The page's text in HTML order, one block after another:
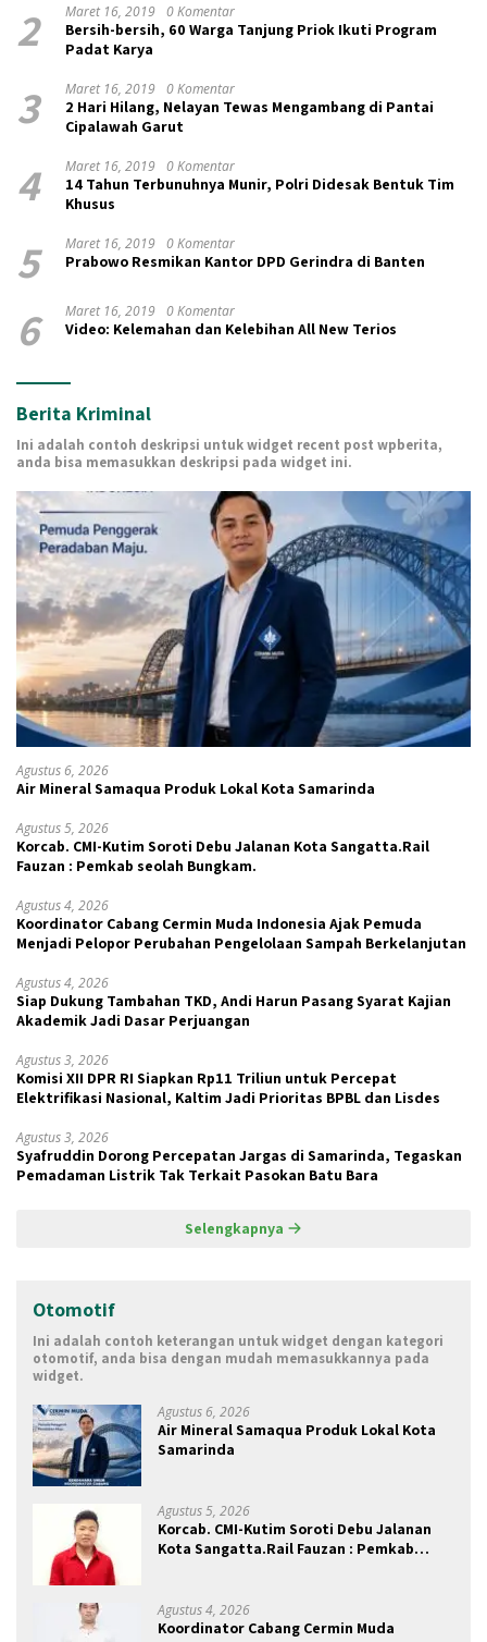
2 Maret 16, 2019 0 Komentar
Bersih-bersih, 60 Warga Tanjung Priok Ikuti Program
Padat Karya
3 Maret 16, 2019 0 Komentar
2 Hari Hilang, Nelayan Tewas Mengambang di Pantai
Cipalawah Garut
4 Maret 16, 2019 0 Komentar
14 Tahun Terbunuhnya Munir, Polri Didesak Bentuk Tim
Khusus
5 Maret 16, 2019 0 Komentar
Prabowo Resmikan Kantor DPD Gerindra di Banten
6 Maret 16, 2019 0 Komentar
Video: Kelemahan dan Kelebihan All New Terios
Berita Kriminal
Ini adalah contoh deskripsi untuk widget recent post wpberita,
anda bisa memasukkan deskripsi pada widget ini.
Agustus 6, 2026
Air Mineral Samaqua Produk Lokal Kota Samarinda
Agustus 5, 2026
Korcab. CMI-Kutim Soroti Debu Jalanan Kota Sangatta.Rail
Fauzan : Pemkab seolah Bungkam.
Agustus 4, 2026
Koordinator Cabang Cermin Muda Indonesia Ajak Pemuda
Menjadi Pelopor Perubahan Pengelolaan Sampah Berkelanjutan
Agustus 4, 2026
Siap Dukung Tambahan TKD, Andi Harun Pasang Syarat Kajian
Akademik Jadi Dasar Perjuangan
Agustus 3, 2026
Komisi XII DPR RI Siapkan Rp11 Triliun untuk Percepat
Elektrifikasi Nasional, Kaltim Jadi Prioritas BPBL dan Lisdes
Agustus 3, 2026
Syafruddin Dorong Percepatan Jargas di Samarinda, Tegaskan
Pemadaman Listrik Tak Terkait Pasokan Batu Bara
Selengkapnya
Otomotif
Ini adalah contoh keterangan untuk widget dengan kategori
otomotif, anda bisa dengan mudah memasukkannya pada
widget.
Agustus 6, 2026
Air Mineral Samaqua Produk Lokal Kota
Samarinda
Agustus 5, 2026
Korcab. CMI-Kutim Soroti Debu Jalanan
Kota Sangatta.Rail Fauzan : Pemkab
Agustus 4, 2026
Koordinator Cabang Cermin Muda